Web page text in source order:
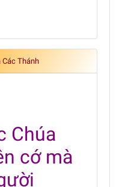
Các Thánh
Chúa
cớ mà